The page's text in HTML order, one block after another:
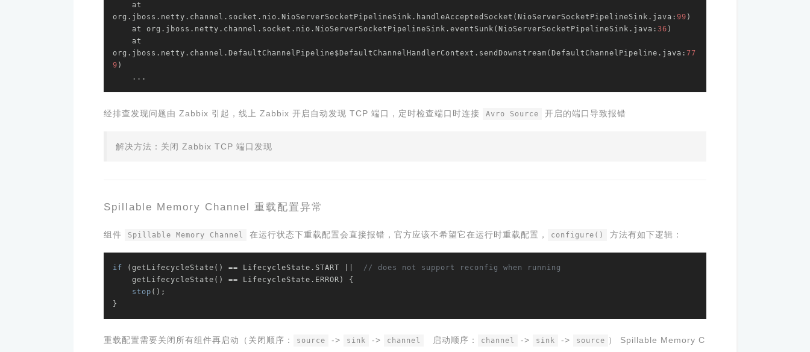
org.jboss.netty.channel.socket.nio.NioServerSocketPipelineSink.handleAcceptedSocket(NioServerSocketPipelineSink.java: 99 )
    at org.jboss.netty.channel.socket.nio.NioServerSocketPipelineSink.eventSunk(NioServerSocketPipelineSink.java:
36 )
org.jboss.netty.channel.DefaultChannelPipeline$DefaultChannelHandlerContext.sendDownstream(DefaultChannelPipeline.java: 77
9 )
    ...
经排查发现问题由 Zabbix 引起，线上 Zabbix 开启自动发现 TCP 端口，定时检查端口时连接 Avro Source 开启的端口导致报错
解决方法：关闭 Zabbix TCP 端口发现
Spillable Memory Channel 重载配置异常
组件 Spillable Memory Channel 在运行状态下重载配置会直接报错，官方应该不希望它在运行时重载配置， configure() 方法有如下逻辑：
if (getLifecycleState() == LifecycleState.START || // does not support reconfig when running
stop ();
}
重载配置需要关闭所有组件再启动（关闭顺序： source -> sink -> channel 启动顺序： channel -> sink -> source ） Spillable Memory C